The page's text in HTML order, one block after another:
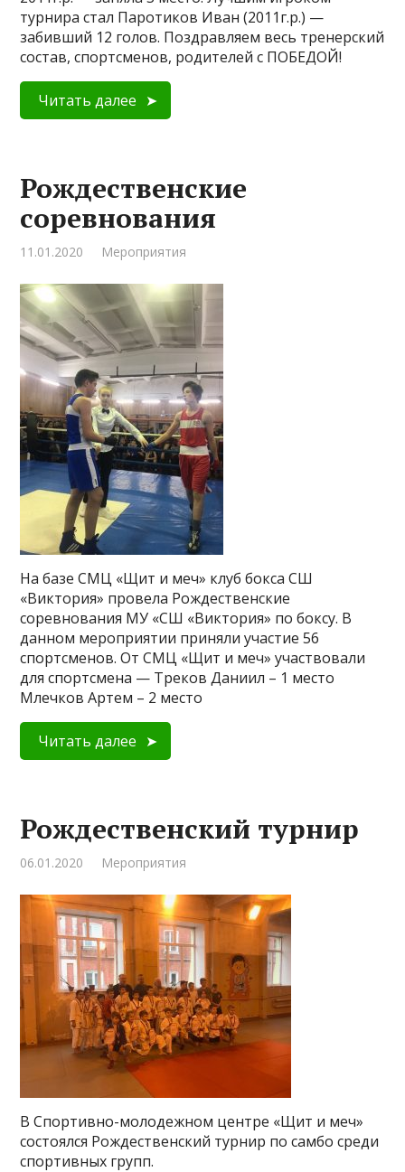
турнира стал Паротиков Иван (2011г.р.) —
забивший 12 голов. Поздравляем весь тренерский
состав, спортсменов, родителей с ПОБЕДОЙ!
Читать далее
Рождественские
соревнования
11.01.2020 Мероприятия
На базе СМЦ «Щит и меч» клуб бокса СШ
«Виктория» провела Рождественские
соревнования МУ «СШ «Виктория» по боксу. В
данном мероприятии приняли участие 56
спортсменов. От СМЦ «Щит и меч» участвовали
для спортсмена — Треков Даниил – 1 место
Млечков Артем – 2 место
Читать далее
Рождественский турнир
06.01.2020 Мероприятия
В Спортивно-молодежном центре «Щит и меч»
состоялся Рождественский турнир по самбо среди
спортивных групп.